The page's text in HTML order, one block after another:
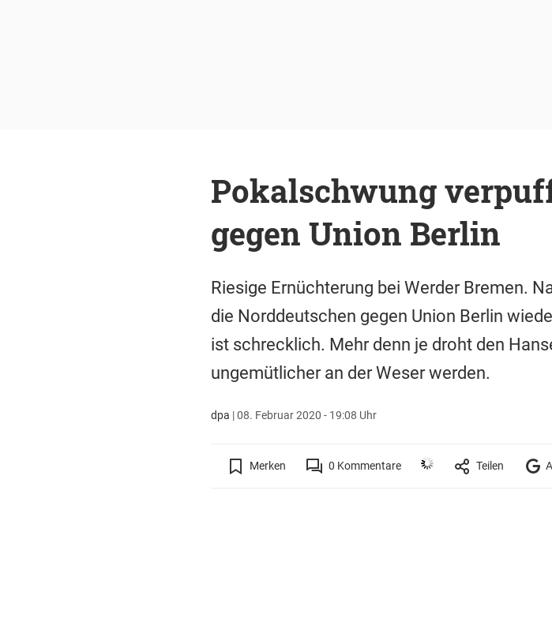
Pokalschwung
gegen Union Berlin
Riesige Ernüchterung bei Werder Bremen.
die Norddeutschen gegen Union Berlin
ist schrecklich. Mehr denn je droht den
ungemütlicher an der Weser werden.
dpa |08. Februar 2020 - 19:08 Uhr
Merken 0 Kommentare Teilen